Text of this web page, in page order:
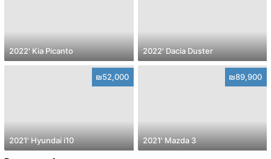
2022' Kia Picanto 2022' Dacia Duster
₪52,000
2021' Hyundai i10
₪89,900
2021' Mazda 3